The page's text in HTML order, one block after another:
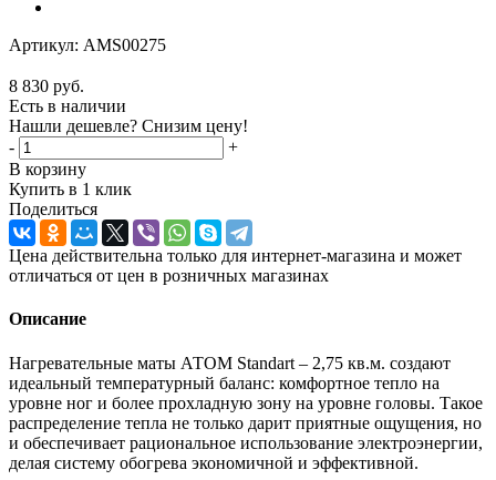
Артикул: AMS00275
8 830 руб.
Есть в наличии
Нашли дешевле? Снизим цену!
-
+
В корзину
Купить в 1 клик
Поделиться
Цена действительна только для интернет-магазина и может
отличаться от цен в розничных магазинах
Описание
Нагревательные маты АТОМ Standart – 2,75 кв.м. создают
идеальный температурный баланс: комфортное тепло на
уровне ног и более прохладную зону на уровне головы. Такое
распределение тепла не только дарит приятные ощущения, но
и обеспечивает рациональное использование электроэнергии,
делая систему обогрева экономичной и эффективной.